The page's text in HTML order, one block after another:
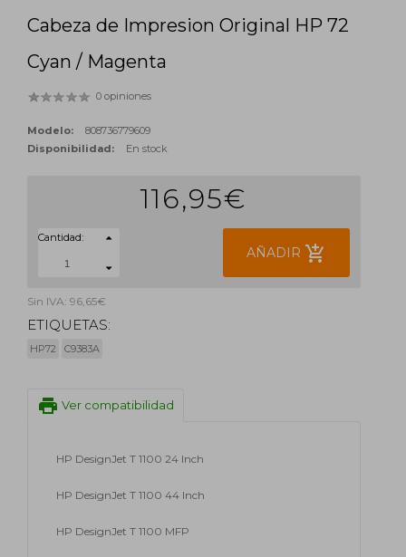
Cabeza de Impresion Original HP 72
Cyan / Magenta
0 opiniones
Modelo:
808736779609
Disponibilidad:
En stock
116,95€
Cantidad:
AÑADIR add_shopping_cart
Sin IVA: 96,65€
ETIQUETAS:
HP72 C9383A
print Ver compatibilidad
HP DesignJet T 1100 24 Inch
HP DesignJet T 1100 44 Inch
HP DesignJet T 1100 MFP